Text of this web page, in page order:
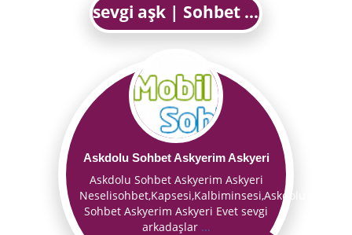
sevgi aşk | Sohbet Chat Muhabbet-GönülSohbet.com
Askdolu Sohbet Askyerim Askyeri
Askdolu Sohbet Askyerim Askyeri
Neselisohbet,Kapsesi,Kalbiminsesi,Askdolu
Sohbet Askyerim Askyeri Evet sevgi
arkadaşlar ...